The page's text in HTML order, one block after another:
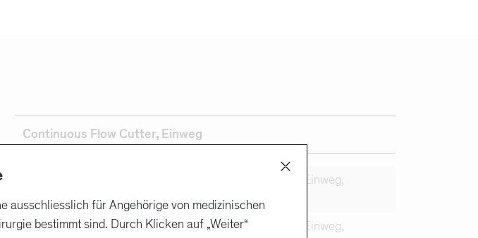
Continuous Flow Cutter, Einweg
Continuous Flow Cutter 23G, steril/Einweg,
Packung zu 10 Stück
Continuous Flow Cutter 25G, steril/Einweg,
ausschliesslich für Angehörige von medizinischen
bestimmt sind. Durch Klicken auf „Weiter“